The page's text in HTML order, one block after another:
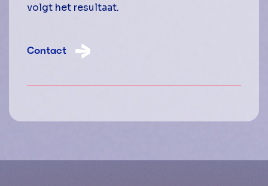
volgt het resultaat.
Contact